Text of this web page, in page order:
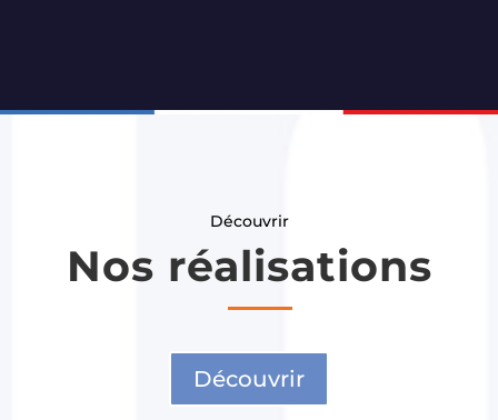
Découvrir
Nos réalisations
Découvrir